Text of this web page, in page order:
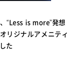
“Less is more”発想
リジナルアメニティ
た